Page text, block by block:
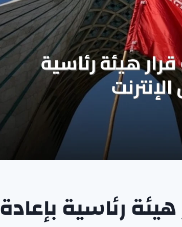
رئاسية بإعادة